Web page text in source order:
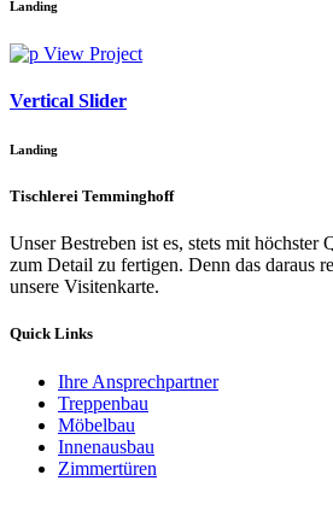
Landing
View Project
Vertical Slider
Landing
Tischlerei Temminghoff
Unser Bestreben ist es, stets mit höchster
zum Detail zu fertigen. Denn das daraus
unsere Visitenkarte.
Quick Links
Ihre Ansprechpartner
Treppenbau
Möbelbau
Innenausbau
Zimmertüren